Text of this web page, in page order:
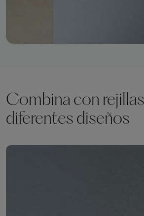
Combina con
diferentes diseños